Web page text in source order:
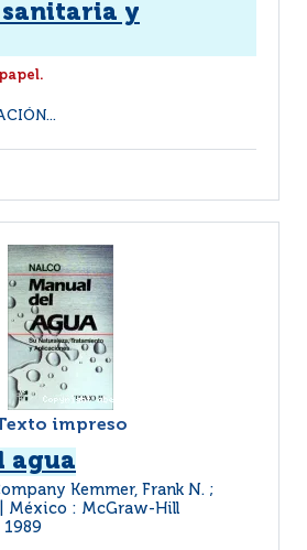
y
impreso
agua
Kemmer, Frank N. ;
México : McGraw-Hill
1989